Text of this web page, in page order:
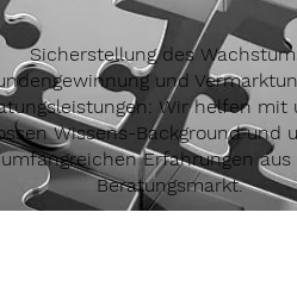
Sicherstellung des
und
Wir helfen mit
Wissens-Background und
umfangreichen Erfahrungen aus
Beratungsmarkt.